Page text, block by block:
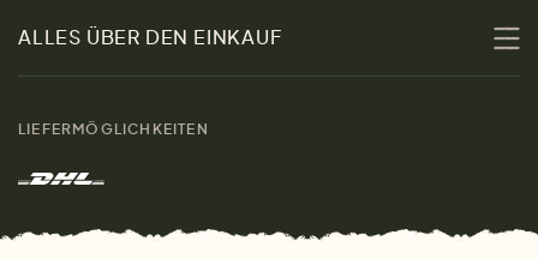
Kontakt
Marken
Das freundliche Magazin
Sale
Damen
Herren
ALLES ÜBER DEN EINKAUF
LIEFERMÖGLICHKEITEN